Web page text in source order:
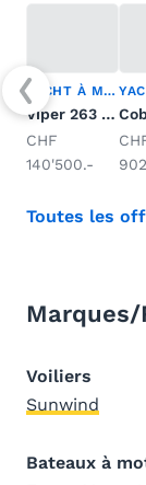
YACHT À MOTEUR
Viper 263 SY mit LP
CHF
140'500.-
Toutes les
Voiliers
Sunwind
Bateaux à